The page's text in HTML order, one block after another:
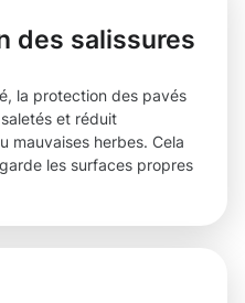
des salissures
la protection des pavés
et réduit
mauvaises herbes. Cela
les surfaces propres